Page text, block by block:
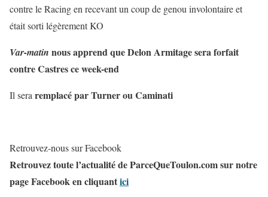
contre le Racing en recevant un coup de genou involontaire et
était sorti légèrement KO
Var-matin nous apprend que Delon Armitage sera forfait
contre Castres ce week-end
Il seraremplacé par Turner ou Caminati
Retrouvez-nous sur Facebook
Retrouvez toute l’actualité de ParceQueToulon.com sur notre
page Facebook en cliquantici